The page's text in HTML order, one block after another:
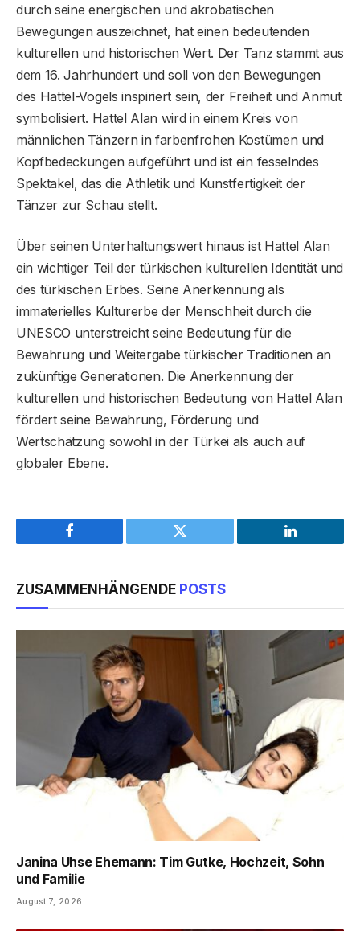
durch seine energischen und akrobatischen
Bewegungen auszeichnet, hat einen bedeutenden
kulturellen und historischen Wert. Der Tanz stammt aus
dem 16. Jahrhundert und soll von den Bewegungen
des Hattel-Vogels inspiriert sein, der Freiheit und Anmut
symbolisiert. Hattel Alan wird in einem Kreis von
männlichen Tänzern in farbenfrohen Kostümen und
Kopfbedeckungen aufgeführt und ist ein fesselndes
Spektakel, das die Athletik und Kunstfertigkeit der
Tänzer zur Schau stellt.
Über seinen Unterhaltungswert hinaus ist Hattel Alan
ein wichtiger Teil der türkischen kulturellen Identität und
des türkischen Erbes. Seine Anerkennung als
immaterielles Kulturerbe der Menschheit durch die
UNESCO unterstreicht seine Bedeutung für die
Bewahrung und Weitergabe türkischer Traditionen an
zukünftige Generationen. Die Anerkennung der
kulturellen und historischen Bedeutung von Hattel Alan
fördert seine Bewahrung, Förderung und
Wertschätzung sowohl in der Türkei als auch auf
globaler Ebene.
Facebook Twitter LinkedIn
ZUSAMMENHÄNGENDE POSTS
Janina Uhse Ehemann: Tim Gutke, Hochzeit, Sohn
und Familie
August 7, 2026